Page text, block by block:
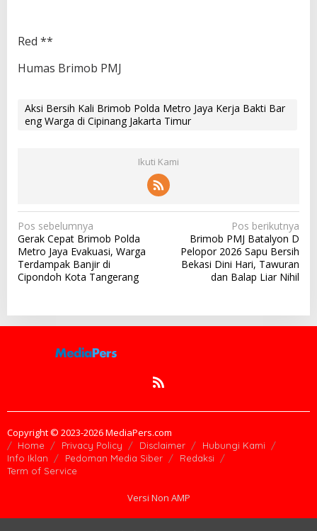
Red **
Humas Brimob PMJ
Aksi Bersih Kali Brimob Polda Metro Jaya Kerja Bakti Bar
eng Warga di Cipinang Jakarta Timur
Ikuti Kami
N
a
v
i
a
Pos sebelumnya
Gerak Cepat Brimob Polda
Metro Jaya Evakuasi, Warga
Terdampak Banjir di
Cipondoh Kota Tangerang
Pos berikutnya
Brimob PMJ Batalyon D
Pelopor 2026 Sapu Bersih
Bekasi Dini Hari, Tawuran
dan Balap Liar Nihil
Copyright © 2023-2026 MediaPers.com
Home Privacy Policy Disclaimer
Hubungi Kami
Info Iklan
Pedoman Media Siber
Redaksi
Term of Service
Versi Non AMP